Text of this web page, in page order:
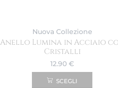
Nuova Collezione
Anello Lumina in Acciaio
Cristalli
12.90 €
SCEGLI